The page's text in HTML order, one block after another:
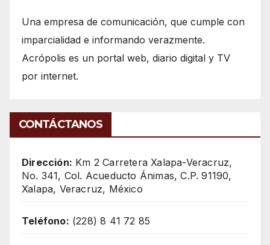
Una empresa de comunicación, que cumple con
imparcialidad e informando verazmente.
Acrópolis es un portal web, diario digital y TV
por internet.
CONTÁCTANOS
Dirección: Km 2 Carretera Xalapa-Veracruz,
No. 341, Col. Acueducto Ánimas, C.P. 91190,
Xalapa, Veracruz, México
Teléfono: (228) 8 41 72 85